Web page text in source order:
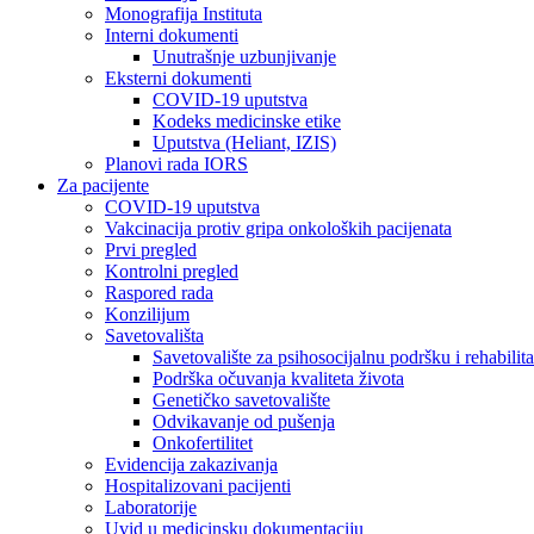
Monografija Instituta
Interni dokumenti
Unutrašnje uzbunjivanje
Eksterni dokumenti
COVID-19 uputstva
Kodeks medicinske etike
Uputstva (Heliant, IZIS)
Planovi rada IORS
Za pacijente
COVID-19 uputstva
Vakcinacija protiv gripa onkoloških pacijenata
Prvi pregled
Kontrolni pregled
Raspored rada
Konzilijum
Savetovališta
Savetovalište za psihosocijalnu podršku i
Podrška očuvanja kvaliteta života
Genetičko savetovalište
Odvikavanje od pušenja
Onkofertilitet
Evidencija zakazivanja
Hospitalizovani pacijenti
Laboratorije
Uvid u medicinsku dokumentaciju